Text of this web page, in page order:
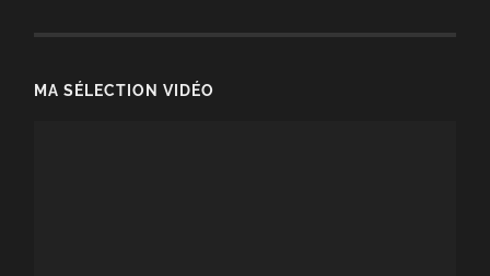
MA SÉLECTION VIDÉO